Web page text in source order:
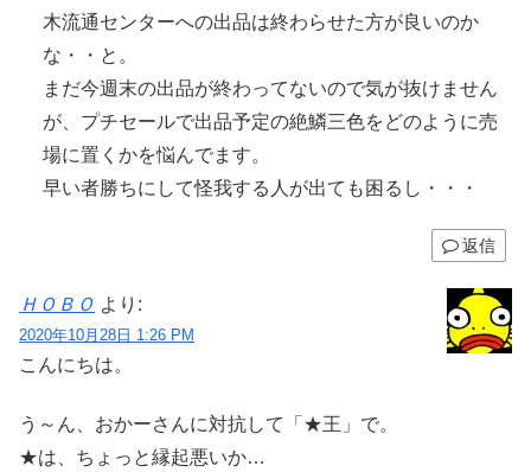
木流通センターへの出品は終わらせた方が良いのか
な・・と。
まだ今週末の出品が終わってないので気が抜けません
が、プチセールで出品予定の絶鱗三色をどのように売
場に置くかを悩んでます。
早い者勝ちにして怪我する人が出ても困るし・・・
返信
ＨＯＢＯ より:
2020年10月28日 1:26 PM
こんにちは。
う～ん、おかーさんに対抗して「★王」で。
★は、ちょっと縁起悪いか…